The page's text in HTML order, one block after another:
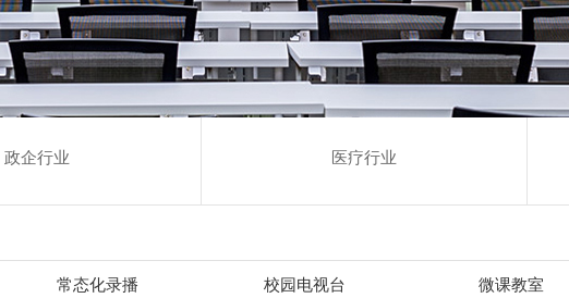
政企行业 医疗行业
常态化录播 校园电视台 微课教室